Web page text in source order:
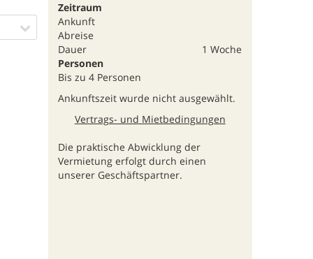
Zeitraum
Ankunft
Abreise
Dauer
1 Woche
Personen
Bis zu 4 Personen
Ankunftszeit wurde nicht ausgewählt.
Vertrags- und Mietbedingungen
Die praktische Abwicklung der
Vermietung erfolgt durch einen
unserer Geschäftspartner.